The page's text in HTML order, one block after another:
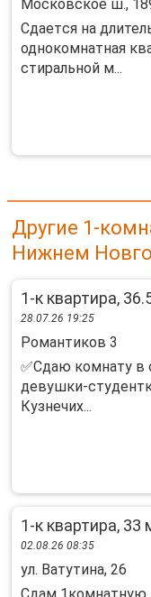
Московское ш.,
Сдаeтcя нa
однокомнатная
стиpaльнoй м...
Другие 1-
Нижнем
1-к квартира,
28.07.26 19:25
Романтиков 3
✅Сдаю комнату в
девушки-
Кузнечих...
1-к квартира, 33
02.08.26 08:35
ул. Ватутина, 26